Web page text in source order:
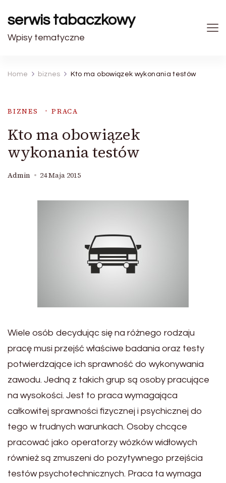
serwis tabaczkowy
Wpisy tematyczne
Home biznes Kto ma obowiązek wykonania testów
BIZNES PRACA
Kto ma obowiązek
wykonania testów
Admin 24 Maja 2015
Wiele osób decydując się na różnego rodzaju
pracę musi przejść właściwe badania oraz testy
potwierdzające ich sprawność do wykonywania
zawodu. Jedną z takich grup są osoby pracujące
na wysokości. Jest to praca wymagająca
całkowitej sprawności fizycznej i psychicznej do
tego w trudnych warunkach. Osoby chcące
pracować jako operatorzy wózków widłowych
również są zmuszeni do pozytywnego przejścia
testów psychotechnicznych. Praca ta wymaga